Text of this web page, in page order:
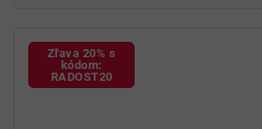
Zľava 20% s
kódom:
RADOST20